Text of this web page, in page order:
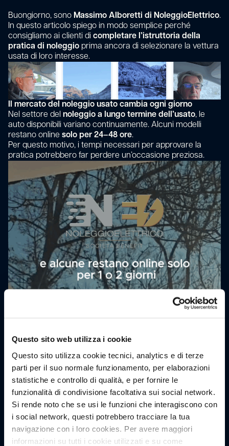
Questo sito web utilizza i cookie
Questo sito utilizza cookie tecnici, analytics e di terze
parti per il suo normale funzionamento, per elaborazioni
statistiche e controllo di qualità, e per fornire le
funzionalità di condivisione facoltativa sui social network.
Si rende noto che se usi le funzioni che interagiscono con
i social network, questi potrebbero tracciare la tua
navigazione con i loro cookies. Per avere maggiori
informazioni su tutti i cookie utilizzati e su come
Buongiorno, sono Massimo Alboretti di NoleggioElettrico.
In questo articolo spiego in modo semplice perché
consigliamo ai clienti di completare l’istruttoria della
pratica di noleggio prima ancora di selezionare la vettura
usata di loro interesse.
Il mercato del noleggio usato cambia ogni giorno
Nel settore del noleggio a lungo termine dell’usato, le
auto disponibili variano continuamente. Alcuni modelli
restano online solo per 24–48 ore.
Per questo motivo, i tempi necessari per approvare la
pratica potrebbero far perdere un’occasione preziosa.